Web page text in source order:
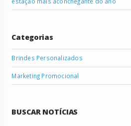
Categorias
Brindes Personalizados
Marketing Promocional
BUSCAR NOTÍCIAS